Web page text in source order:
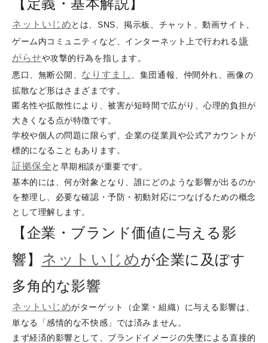
【定義・基本解説】
ネットいじめとは、SNS、掲示板、チャット、動画サイト、
ゲーム内コミュニティなど、インターネット上で行われる嫌
がらせや攻撃的行為を指します。
悪口、無断公開、 なりすまし
、集団通報、仲間外れ、画像の
拡散など形はさまざまです。
匿名性や拡散性により、被害が短時間で広がり、心理的負担が
大きくなる点が特徴です。
学校や個人の問題に限らず、企業の従業員や公式アカウントが
標的になることもあります。
証拠保全と早期相談が重要です。
基本的には、何が対象となり、誰にどのような影響が出るのか
を整理し、必要な確認・予防・初動対応につなげるための概念
として理解します。
【企業・ブランド価値に与える影
響】 ネットいじめが企業に及ぼす
多角的な影響
ネットいじめがターゲット（企業・組織）に与える影響は、
単なる「感情的な不快感」では済みません。
まず経済的影響として、ブランドイメージの失墜による直接的